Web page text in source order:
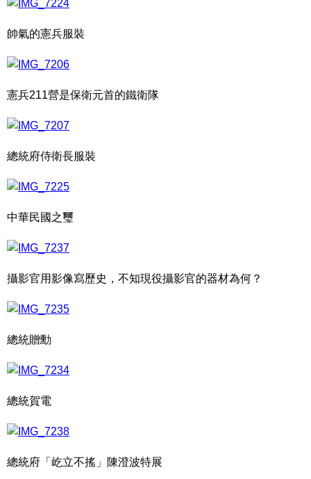
帥氣的憲兵服裝
憲兵211營是保衛元首的鐵衛隊
總統府侍衛長服裝
中華民國之璽
攝影官用影像寫歷史，不知現役攝影官的器材為何？
總統贈勳
總統賀電
總統府「屹立不搖」陳澄波特展